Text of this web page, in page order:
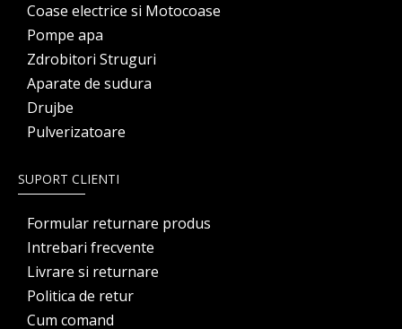
Coase electrice si Motocoase
Pompe apa
Zdrobitori Struguri
Aparate de sudura
Drujbe
Pulverizatoare
SUPORT CLIENTI
Formular returnare produs
Intrebari frecvente
Livrare si returnare
Politica de retur
Cum comand